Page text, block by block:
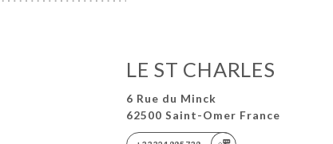
LE ST CHARLES
6 Rue du Minck
62500 Saint-Omer France